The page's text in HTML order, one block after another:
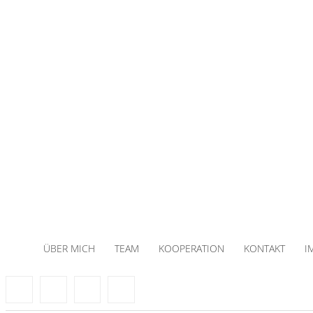
ÜBER MICH TEAM KOOPERATION KONTAKT